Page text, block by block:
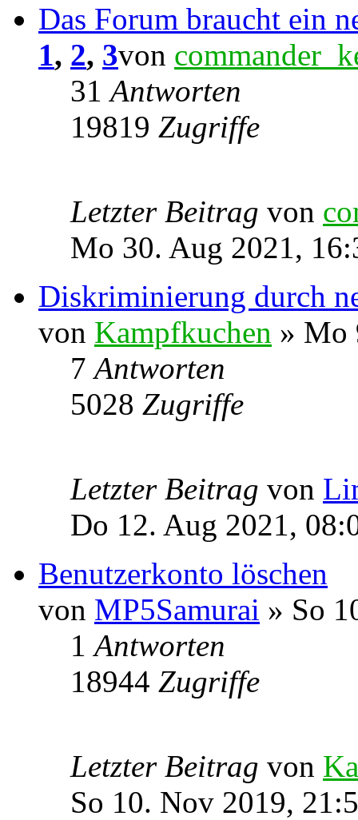
Das Forum braucht ein
1, 2, 3von
31Antworten
19819 Zugriffe
Letzter Beitrag von
Mo 30. Aug 2021,
Diskriminierung durch
von Kampfkuchen » Mo
7Antworten
5028 Zugriffe
Letzter Beitrag von
Do 12. Aug 2021,
Benutzerkonto löschen
von MP5Samurai » So
1Antworten
18944 Zugriffe
Letzter Beitrag von
So 10. Nov 2019,